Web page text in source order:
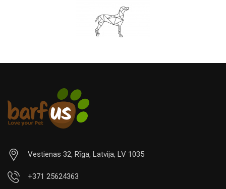
Vestienas 32, Rīga, Latvija, LV 1035
+371 25624363